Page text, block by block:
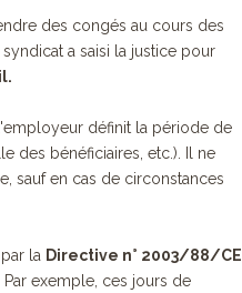
des congés au cours des
a saisi la justice pour
définit la période de
des bénéficiaires, etc.). Il ne
sauf en cas de circonstances
la Directive n° 2003/88/CE
Par exemple, ces jours de